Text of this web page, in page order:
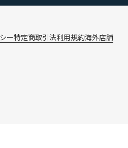
ー特定商取引法利用規約海外店舗